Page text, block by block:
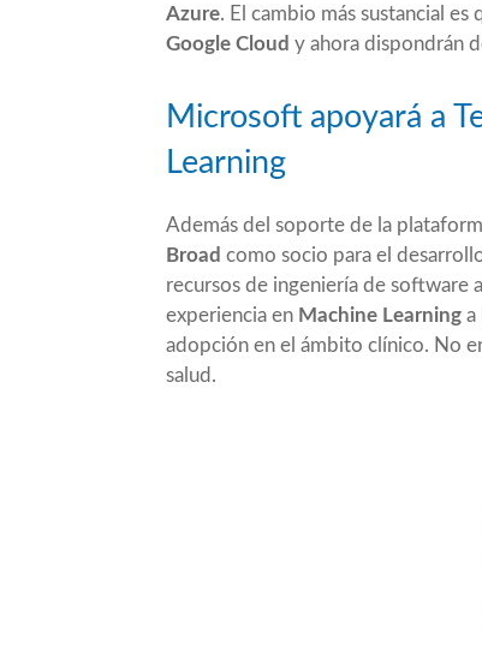
Azure. El cambio más sustancial
Google Cloud y ahora dispondrán
Microsoft apoyará a
Learning
Además del soporte de la
Broad como socio para el
recursos de ingeniería de software
experiencia en Machine Learning a
adopción en el ámbito clínico. No
salud.